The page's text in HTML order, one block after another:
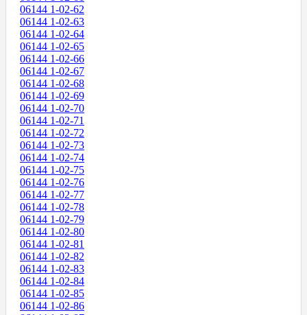
06144 1-02-62
06144 1-02-63
06144 1-02-64
06144 1-02-65
06144 1-02-66
06144 1-02-67
06144 1-02-68
06144 1-02-69
06144 1-02-70
06144 1-02-71
06144 1-02-72
06144 1-02-73
06144 1-02-74
06144 1-02-75
06144 1-02-76
06144 1-02-77
06144 1-02-78
06144 1-02-79
06144 1-02-80
06144 1-02-81
06144 1-02-82
06144 1-02-83
06144 1-02-84
06144 1-02-85
06144 1-02-86